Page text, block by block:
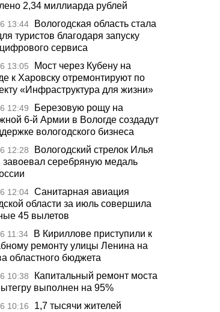
2,34 миллиарда рублей
13:44
Вологодская область стала
туристов благодаря запуску
сервиса
13:05
Мост через Кубену на
к Харовску отремонтируют по
«Инфраструктура для жизни»
12:49
Березовую рощу на
6-й Армии в Вологде создадут
вологодского бизнеса
12:28
Вологодский стрелок Илья
завоевал серебряную медаль
12:04 Санитарная авиация
области за июль совершила
45 вылетов
11:34
В Кириллове приступили к
ремонту улицы Ленина на
областного бюджета
10:38
Капитальный ремонт моста
выполнен на 95%
10:16
1,7 тысячи жителей